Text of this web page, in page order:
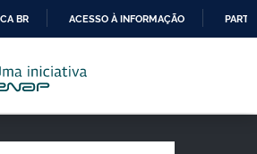
PARA
CONTEÚDO
BR ACESSO À INFORMAÇÃO